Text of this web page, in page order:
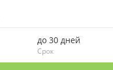
до 30 дней
Срок